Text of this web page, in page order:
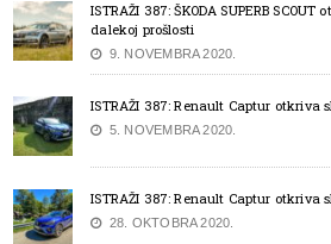
ISTRAŽI 387: ŠKODA SUPERB
dalekoj prošlosti
9. NOVEMBRA 2020.
ISTRAŽI 387: Renault Captur otkriva
5. NOVEMBRA 2020.
ISTRAŽI 387: Renault Captur otkriva
28. OKTOBRA 2020.